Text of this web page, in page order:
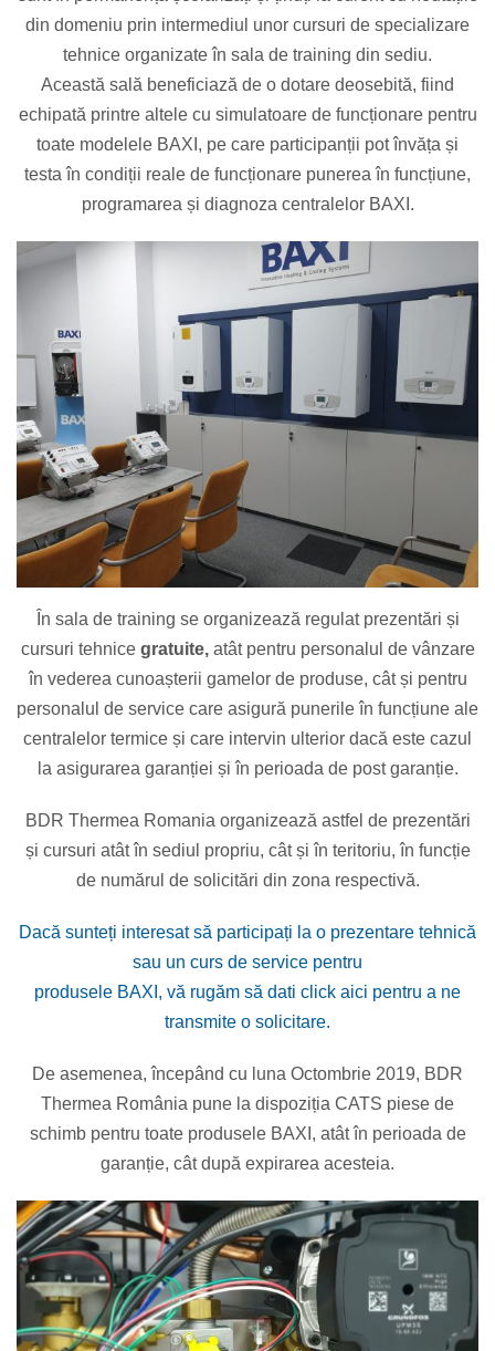
din domeniu prin intermediul unor cursuri de specializare
tehnice organizate în sala de training din sediu.
Această sală beneficiază de o dotare deosebită, fiind
echipată printre altele cu simulatoare de funcționare pentru
toate modelele BAXI, pe care participanții pot învăța și
testa în condiții reale de funcționare punerea în funcțiune,
programarea și diagnoza centralelor BAXI.
În sala de training se organizează regulat prezentări și
cursuri tehnice gratuite, atât pentru personalul de vânzare
în vederea cunoașterii gamelor de produse, cât și pentru
personalul de service care asigură punerile în funcțiune ale
centralelor termice și care intervin ulterior dacă este cazul
la asigurarea garanției și în perioada de post garanție.
BDR Thermea Romania organizează astfel de prezentări
și cursuri atât în sediul propriu, cât și în teritoriu, în funcție
de numărul de solicitări din zona respectivă.
Dacă sunteți interesat să participați la o prezentare tehnică
sau un curs de service pentru
produsele BAXI, vă rugăm să dati click aici pentru a ne
transmite o solicitare.
De asemenea, începând cu luna Octombrie 2019, BDR
Thermea România pune la dispoziția CATS piese de
schimb pentru toate produsele BAXI, atât în perioada de
garanție, cât după expirarea acesteia.